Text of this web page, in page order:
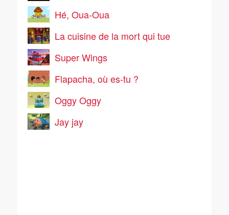
Hé, Oua-Oua
La cuisine de la mort qui tue
Super Wings
Flapacha, où es-tu ?
Oggy Oggy
Jay jay